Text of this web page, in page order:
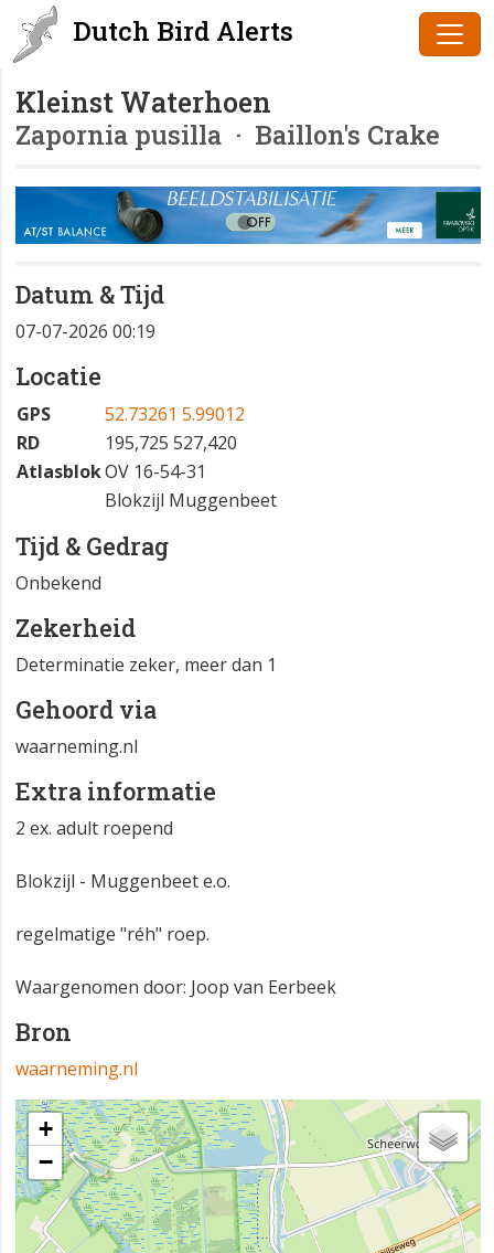
Dutch Bird Alerts
Kleinst Waterhoen
Zapornia pusilla · Baillon's Crake
Datum & Tijd
07-07-2026 00:19
Locatie
GPS
52.73261 5.99012
RD
195,725 527,420
AtlasblokOV 16-54-31
Blokzijl Muggenbeet
Tijd & Gedrag
Onbekend
Zekerheid
Determinatie zeker, meer dan 1
Gehoord via
waarneming.nl
Extra informatie
2 ex. adult roepend
Blokzijl - Muggenbeet e.o.
regelmatige "réh" roep.
Waargenomen door: Joop van Eerbeek
Bron
waarneming.nl
+
−